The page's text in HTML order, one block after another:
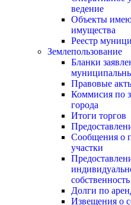
ведение
Объекты
имущества
Реестр
Землепользование
Бланки
Правовые
Коммисия по
города
Итоги торгов
Сообщения о
участки
Долги по
Извещения о